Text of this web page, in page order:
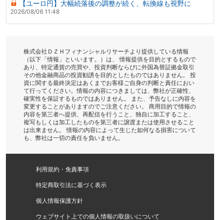
【ユーロ円】大幅続落後の調整が続く、転換線も視野に
2026/08/06 11:48
株式会社ＤＺＨフィナンシャルリサーチより提供している情報
（以下「情報」といいます。）は、 情報提供を目的とするもので
あり、特定通貨の売買や、投資判断ならびに外国為替証拠金取引
その他金融商品の投資勧誘を目的としたものではありません。 投
資に関する最終決定はあくまでお客様ご自身の判断と責任におい
て行ってください。情報の内容につきましては、弊社が正確性、
確実性を保証するものではありません。 また、予告なしに内容を
変更することがありますのでご注意ください。 商用目的で情報の
内容を第三者へ提供、再配信を行うこと、独自に加工すること、
複写もしくは加工したものを第三者に譲渡または使用させること
は出来ません。 情報の内容によって生じた如何なる損害について
も、弊社は一切の責任を負いません。
利用規約・免責事項
特定商取引法に基づく表示
個人情報保護方針
ウェブサイト上での個人情報の取扱いについて